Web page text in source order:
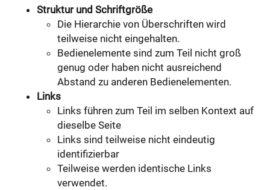
Struktur und Schriftgröße
Die Hierarchie von Überschriften wird
teilweise nicht eingehalten.
Bedienelemente sind zum Teil nicht groß
genug oder haben nicht ausreichend
Abstand zu anderen Bedienelementen.
Links
Links führen zum Teil im selben Kontext auf
dieselbe Seite
Links sind teilweise nicht eindeutig
identifizierbar
Teilweise werden identische Links
verwendet.